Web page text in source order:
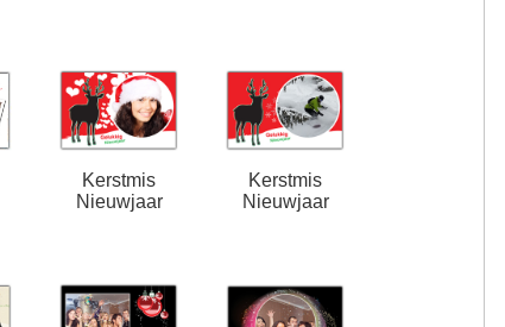
Kerstmis
Nieuwjaar
Kerstmis
Nieuwjaar